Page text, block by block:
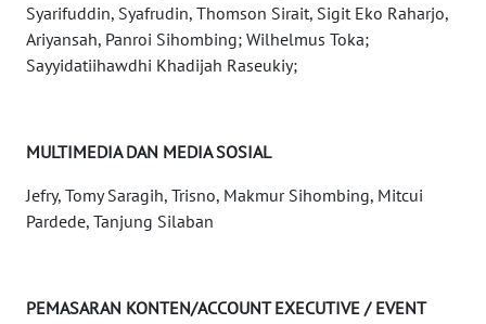
Syarifuddin, Syafrudin, Thomson Sirait, Sigit Eko Raharjo,
Ariyansah, Panroi Sihombing; Wilhelmus Toka;
Sayyidatiihawdhi Khadijah Raseukiy;
MULTIMEDIA DAN MEDIA SOSIAL
Jefry, Tomy Saragih, Trisno, Makmur Sihombing, Mitcui
Pardede, Tanjung Silaban
PEMASARAN KONTEN/ACCOUNT EXECUTIVE / EVENT
WN
BENGKULU
JATENG